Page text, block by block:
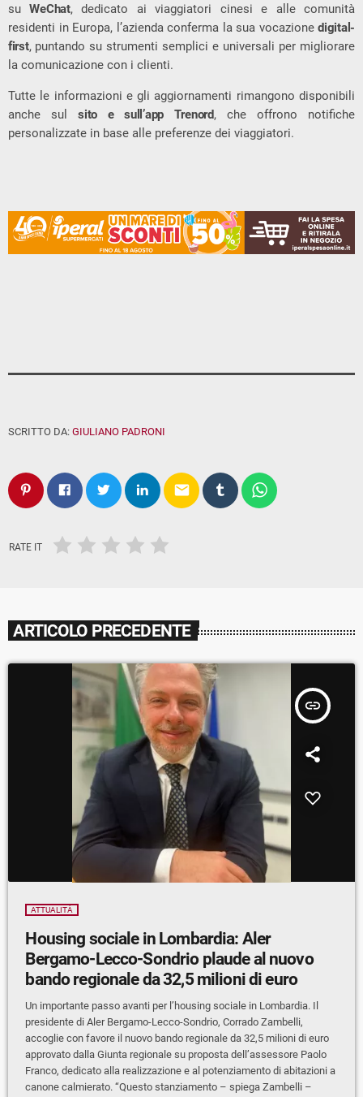
suWeChat, dedicato ai viaggiatori cinesi e alle comunità
residenti in Europa, l’azienda conferma la sua vocazionedigital-
first, puntando su strumenti semplici e universali per migliorare
la comunicazione con i clienti.
Tutte le informazioni e gli aggiornamenti rimangono disponibili
anche sulsito e sull’app Trenord, che offrono notifiche
personalizzate in base alle preferenze dei viaggiatori.
SCRITTO DA: GIULIANO PADRONI
email
RATE IT
ARTICOLO PRECEDENTE
insert_link
ATTUALITÀ
Housing sociale in Lombardia: Aler
Bergamo-Lecco-Sondrio plaude al nuovo
bando regionale da 32,5 milioni di euro
Un importante passo avanti per l’housing sociale in Lombardia. Il
presidente di Aler Bergamo-Lecco-Sondrio, Corrado Zambelli,
accoglie con favore il nuovo bando regionale da 32,5 milioni di euro
approvato dalla Giunta regionale su proposta dell’assessore Paolo
Franco, dedicato alla realizzazione e al potenziamento di abitazioni a
canone calmierato. “Questo stanziamento – spiega Zambelli –